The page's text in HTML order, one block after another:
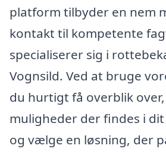
platform tilbyder en nem
kontakt til kompetente
specialiserer sig i
Vognsild. Ved at bruge
du hurtigt få overblik
muligheder der findes i
og vælge en løsning, der